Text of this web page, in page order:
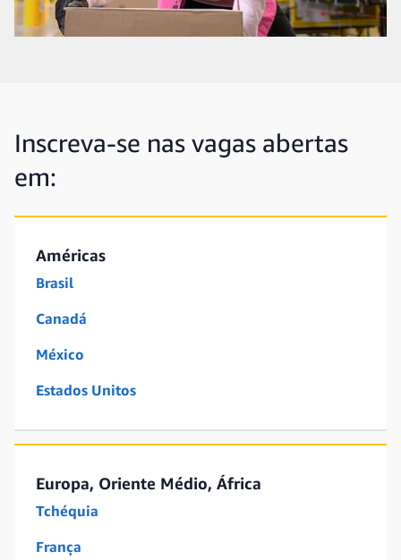
Inscreva-se nas vagas abertas
em:
Américas
Brasil
Canadá
México
Estados Unitos
Europa, Oriente Médio, África
Tchéquia
França